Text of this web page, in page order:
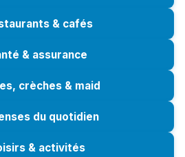
& cafés
& assurance
crèches & maid
du quotidien
& activités